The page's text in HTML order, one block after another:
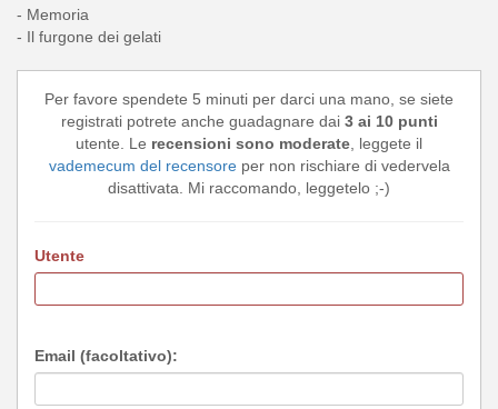
- Memoria
- Il furgone dei gelati
Per favore spendete 5 minuti per darci una mano, se siete
registrati potrete anche guadagnare dai 3 ai 10 punti
utente. Le recensioni sono moderate , leggete il
vademecum del recensoreper non rischiare di vedervela
disattivata. Mi raccomando, leggetelo ;-)
Utente
Email (facoltativo):